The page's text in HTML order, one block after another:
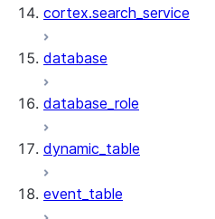
cortex.search_service
database
database_role
dynamic_table
event_table